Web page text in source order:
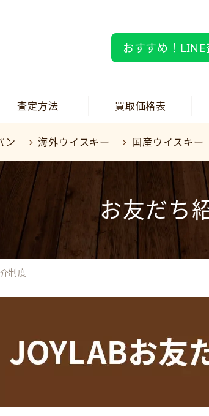
おすすめ！LINE
査定方法 買取価格表
ン 海外ウイスキー 国産ウイスキー
お友だち
制度